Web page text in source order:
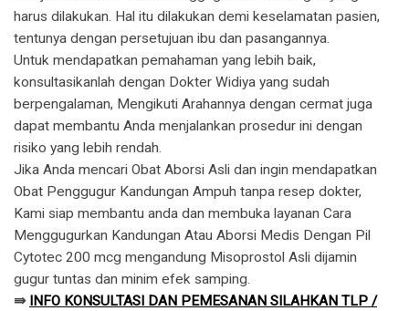
harus dilakukan. Hal itu dilakukan demi keselamatan pasien,
tentunya dengan persetujuan ibu dan pasangannya.
Untuk mendapatkan pemahaman yang lebih baik,
konsultasikanlah dengan Dokter Widiya yang sudah
berpengalaman, Mengikuti Arahannya dengan cermat juga
dapat membantu Anda menjalankan prosedur ini dengan
risiko yang lebih rendah.
Jika Anda mencari Obat Aborsi Asli dan ingin mendapatkan
Obat Penggugur Kandungan Ampuh tanpa resep dokter,
Kami siap membantu anda dan membuka layanan Cara
Menggugurkan Kandungan Atau Aborsi Medis Dengan Pil
Cytotec 200 mcg mengandung Misoprostol Asli dijamin
gugur tuntas dan minim efek samping.
⇛ INFO KONSULTASI DAN PEMESANAN SILAHKAN TLP /